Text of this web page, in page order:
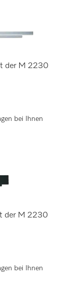
der M 2230
bei Ihnen
der M 2230
bei Ihnen